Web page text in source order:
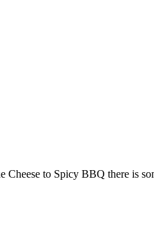
to Spicy BBQ there is